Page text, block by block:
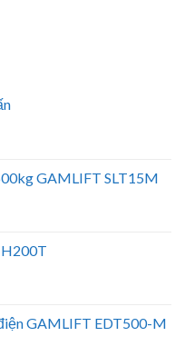
GAMLIFT SLT15M
GAMLIFT EDT500-M